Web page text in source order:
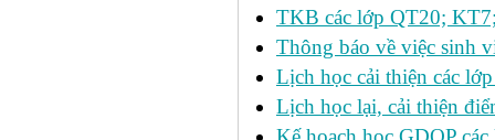
TKB các lớp QT20;
Thông báo về việc sinh
Lịch học cải thiện các
Lịch học lại, cải thiện